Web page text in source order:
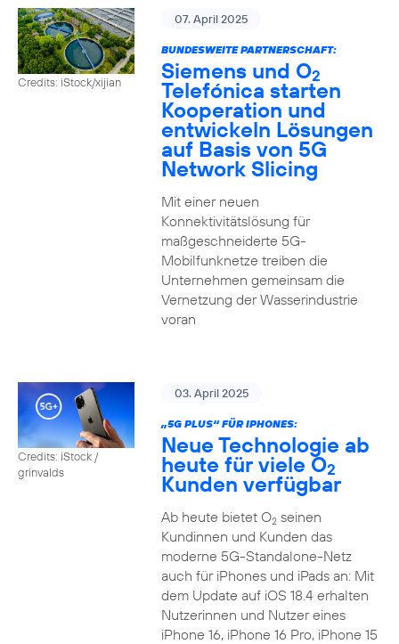
Credits: iStock/xijian
07. April 2025
BUNDESWEITE PARTNERSCHAFT:
Siemens und O2
Telefónica starten
Kooperation und
entwickeln Lösungen
auf Basis von 5G
Network Slicing
Mit einer neuen
Konnektivitätslösung für
maßgeschneiderte 5G-
Mobilfunknetze treiben die
Unternehmen gemeinsam die
Vernetzung der Wasserindustrie
voran
Credits: iStock /
grinvalds
03. April 2025
„5G PLUS“ FÜR IPHONES:
Neue Technologie ab
heute für viele O2
Kunden verfügbar
Ab heute bietet O2seinen
Kundinnen und Kunden das
moderne 5G-Standalone-Netz
auch für iPhones und iPads an: Mit
dem Update auf iOS 18.4 erhalten
Nutzerinnen und Nutzer eines
iPhone 16, iPhone 16 Pro, iPhone 15